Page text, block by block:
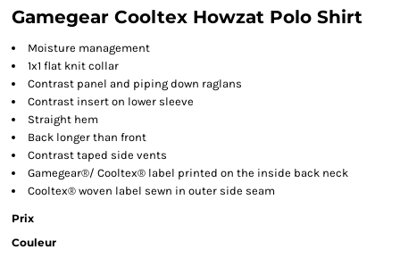
Gamegear Cooltex Howzat Polo Shirt
Moisture management
1x1 flat knit collar
Contrast panel and piping down raglans
Contrast insert on lower sleeve
Straight hem
Back longer than front
Contrast taped side vents
Gamegear®/ Cooltex® label printed on the inside back neck
Cooltex® woven label sewn in outer side seam
Prix
Couleur